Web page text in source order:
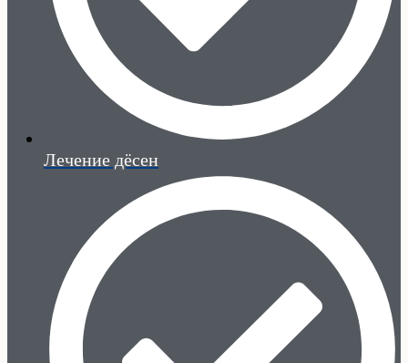
Лечение дёсен